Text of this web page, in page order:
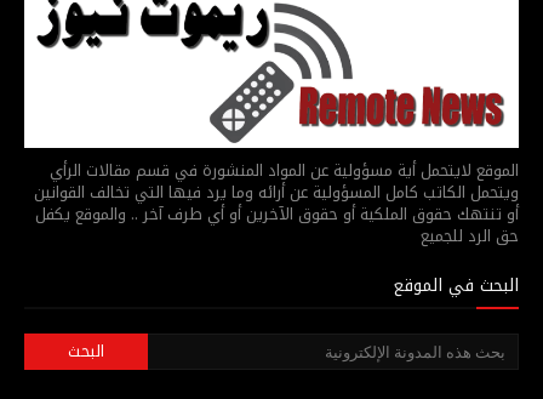
الموقع لايتحمل أية مسؤولية عن المواد المنشورة في قسم مقالات الرأي
ويتحمل الكاتب كامل المسؤولية عن أرائه وما يرد فيها التي تخالف القوانين
أو تنتهك حقوق الملكية أو حقوق الآخرين أو أي طرف آخر .. والموقع يكفل
حق الرد للجميع
البحث في الموقع